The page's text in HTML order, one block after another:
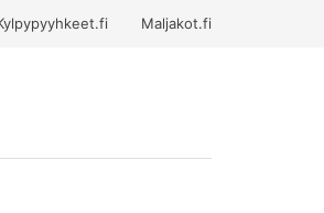
Maljakot.fi